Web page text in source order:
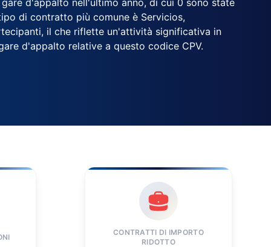
d'appalto nell'ultimo anno, di cui 0 sono state
di contratto più comune è Servicios,
il che riflette un'attività significativa in
d'appalto relative a questo codice CPV.
CONTRATTI DI IMPORTO
RIDOTTO